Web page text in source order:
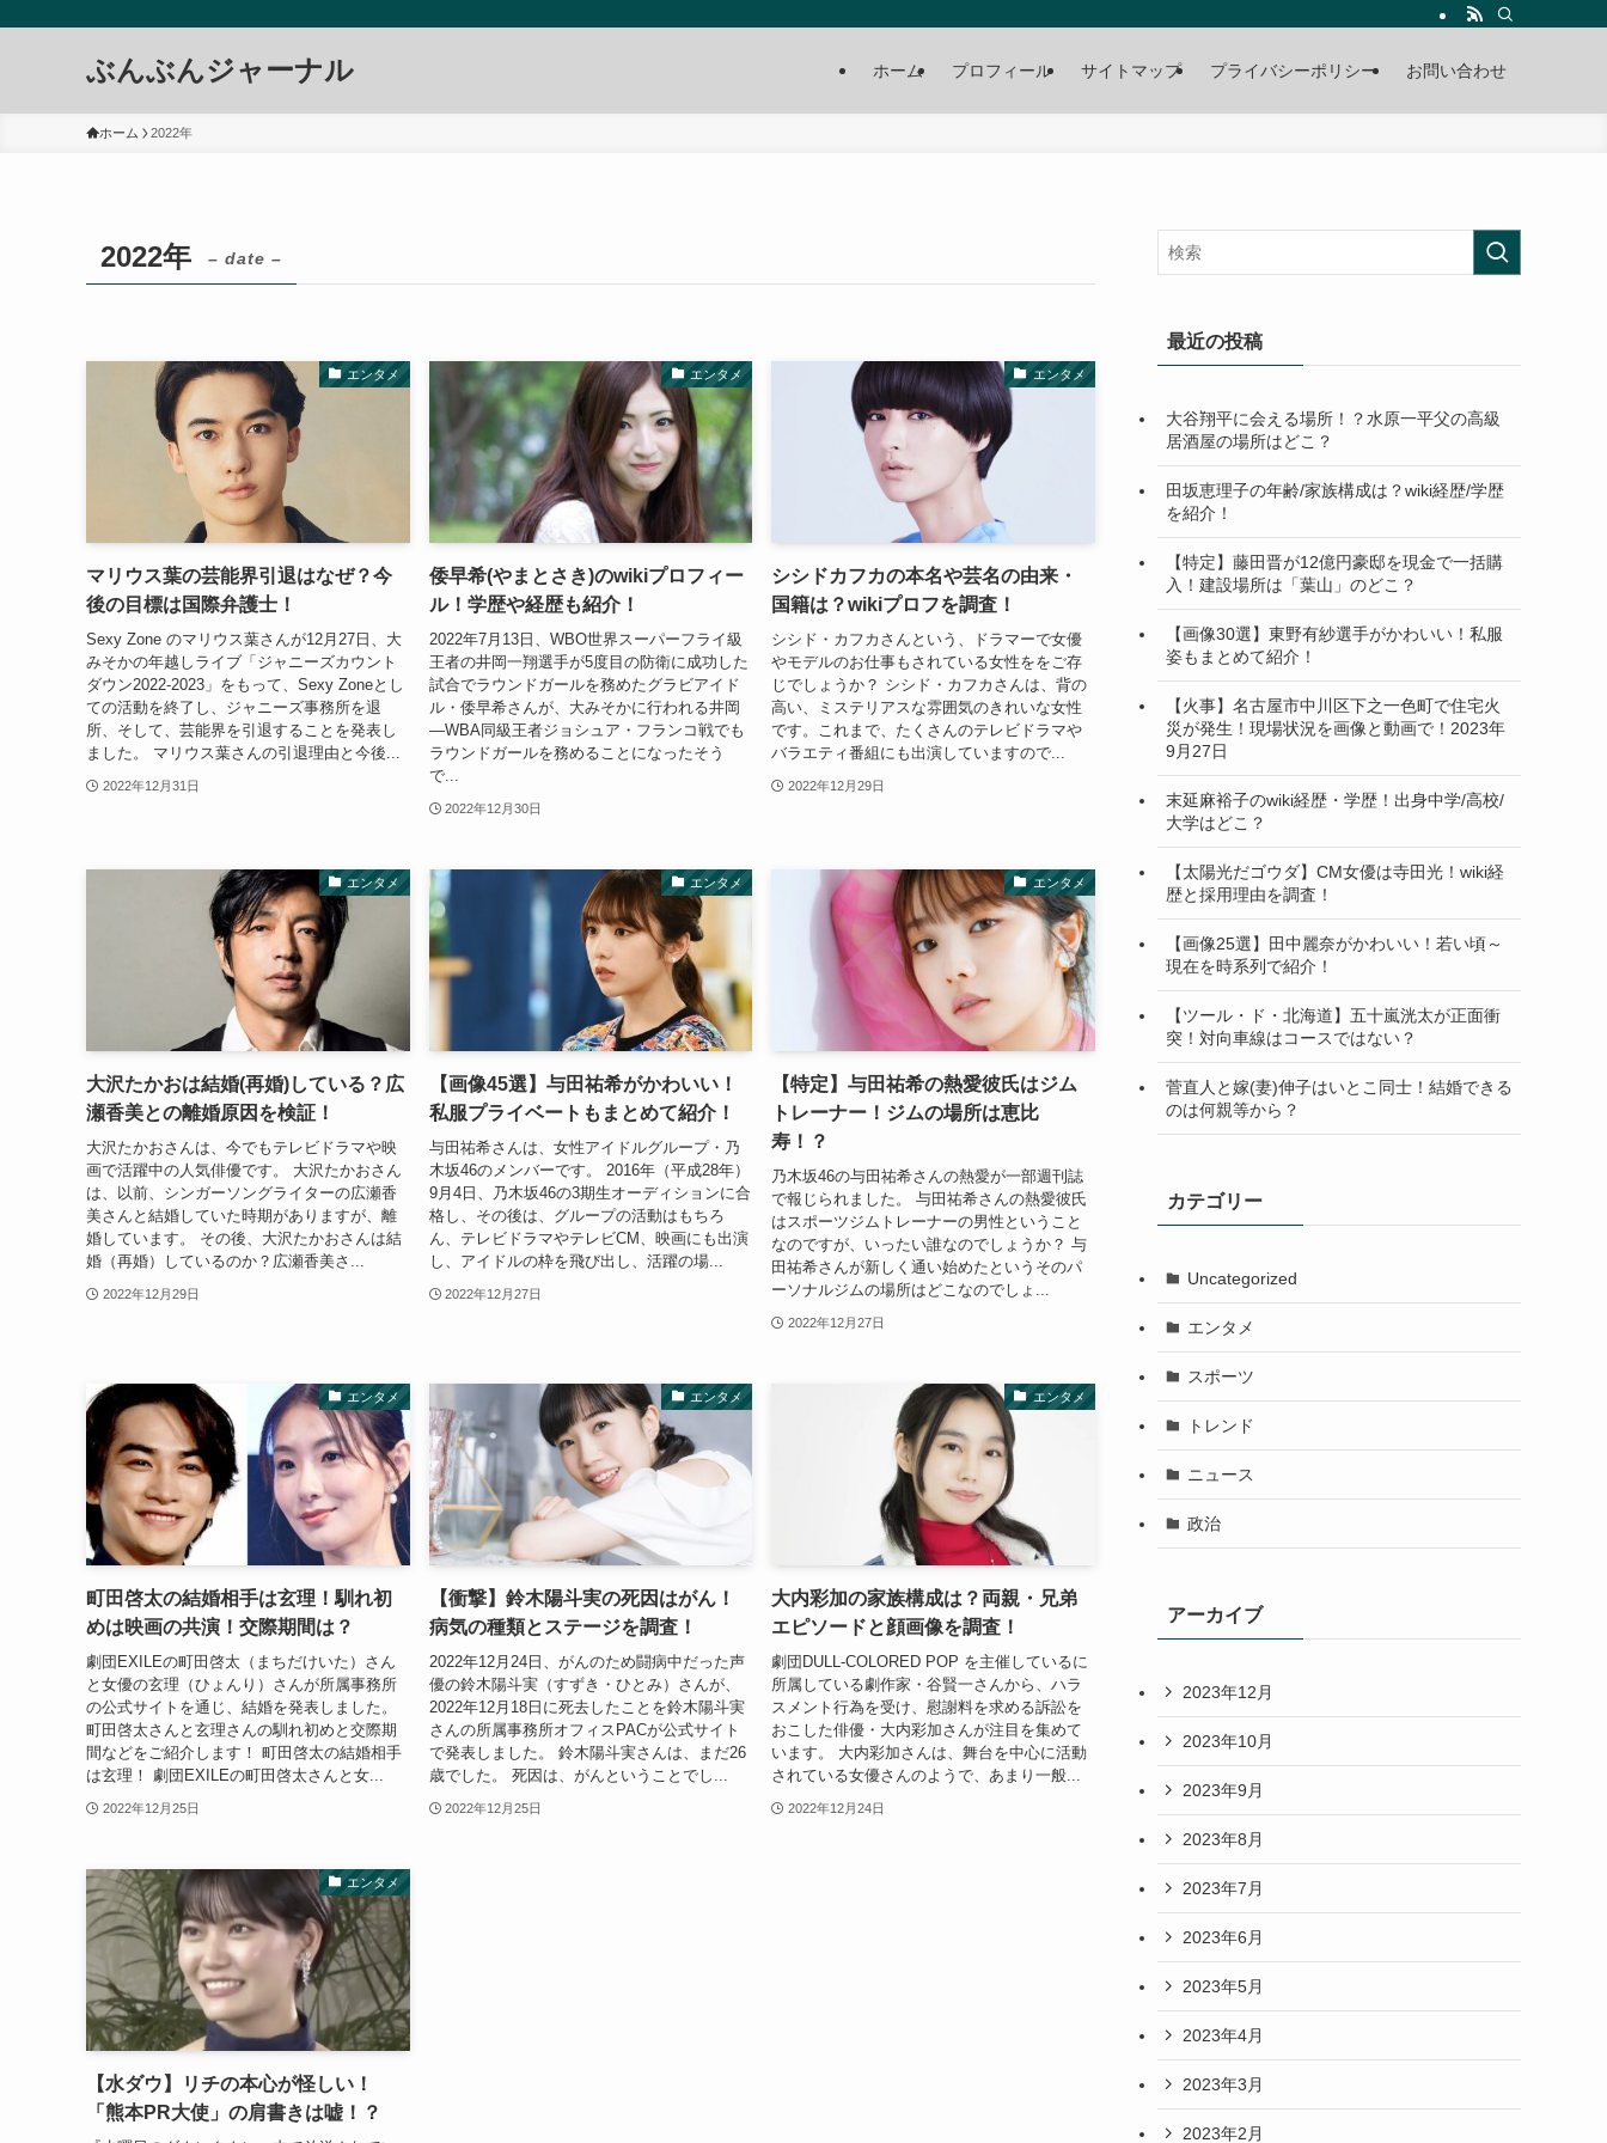
ぶんぶんジャーナル ホーム プロフィール サイトマップ プライバシーポリシー お問い合わせ
ホーム 2022年
2022年 – date –
エンタメ
マリウス葉の芸能界引退はなぜ？今
後の目標は国際弁護士！
Sexy Zone のマリウス葉さんが12月27日、大
みそかの年越しライブ「ジャニーズカウント
ダウン2022-2023」をもって、Sexy Zoneとし
ての活動を終了し、ジャニーズ事務所を退
所、そして、芸能界を引退することを発表し
ました。 マリウス葉さんの引退理由と今後...
2022年12月31日
エンタメ
倭早希(やまとさき)のwikiプロフィー
ル！学歴や経歴も紹介！
2022年7月13日、WBO世界スーパーフライ級
王者の井岡一翔選手が5度目の防衛に成功した
試合でラウンドガールを務めたグラビアイド
ル・倭早希さんが、大みそかに行われる井岡
―WBA同級王者ジョシュア・フランコ戦でも
ラウンドガールを務めることになったそう
で...
2022年12月30日
エンタメ
シシドカフカの本名や芸名の由来・
国籍は？wikiプロフを調査！
シシド・カフカさんという、ドラマーで女優
やモデルのお仕事もされている女性ををご存
じでしょうか？ シシド・カフカさんは、背の
高い、ミステリアスな雰囲気のきれいな女性
です。これまで、たくさんのテレビドラマや
バラエティ番組にも出演していますので...
2022年12月29日
エンタメ
大沢たかおは結婚(再婚)している？広
瀬香美との離婚原因を検証！
大沢たかおさんは、今でもテレビドラマや映
画で活躍中の人気俳優です。 大沢たかおさん
は、以前、シンガーソングライターの広瀬香
美さんと結婚していた時期がありますが、離
婚しています。 その後、大沢たかおさんは結
婚（再婚）しているのか？広瀬香美さ...
2022年12月29日
エンタメ
【画像45選】与田祐希がかわいい！
私服プライベートもまとめて紹介！
与田祐希さんは、女性アイドルグループ・乃
木坂46のメンバーです。 2016年（平成28年）
9月4日、乃木坂46の3期生オーディションに合
格し、その後は、グループの活動はもちろ
ん、テレビドラマやテレビCM、映画にも出演
し、アイドルの枠を飛び出し、活躍の場...
2022年12月27日
エンタメ
【特定】与田祐希の熱愛彼氏はジム
トレーナー！ジムの場所は恵比
寿！？
乃木坂46の与田祐希さんの熱愛が一部週刊誌
で報じられました。 与田祐希さんの熱愛彼氏
はスポーツジムトレーナーの男性ということ
なのですが、いったい誰なのでしょうか？ 与
田祐希さんが新しく通い始めたというそのパ
ーソナルジムの場所はどこなのでしょ...
2022年12月27日
エンタメ
町田啓太の結婚相手は玄理！馴れ初
めは映画の共演！交際期間は？
劇団EXILEの町田啓太（まちだけいた）さん
と女優の玄理（ひょんり）さんが所属事務所
の公式サイトを通じ、結婚を発表しました。
町田啓太さんと玄理さんの馴れ初めと交際期
間などをご紹介します！ 町田啓太の結婚相手
は玄理！ 劇団EXILEの町田啓太さんと女...
2022年12月25日
エンタメ
【衝撃】鈴木陽斗実の死因はがん！
病気の種類とステージを調査！
2022年12月24日、がんのため闘病中だった声
優の鈴木陽斗実（すずき・ひとみ）さんが、
2022年12月18日に死去したことを鈴木陽斗実
さんの所属事務所オフィスPACが公式サイト
で発表しました。 鈴木陽斗実さんは、まだ26
歳でした。 死因は、がんということでし...
2022年12月25日
エンタメ
大内彩加の家族構成は？両親・兄弟
エピソードと顔画像を調査！
劇団DULL-COLORED POP を主催しているに
所属している劇作家・谷賢一さんから、ハラ
スメント行為を受け、慰謝料を求める訴訟を
おこした俳優・大内彩加さんが注目を集めて
います。 大内彩加さんは、舞台を中心に活動
されている女優さんのようで、あまり一般...
2022年12月24日
エンタメ
【水ダウ】リチの本心が怪しい！
「熊本PR大使」の肩書きは嘘！？
最近の投稿
大谷翔平に会える場所！？水原一平父の高級
居酒屋の場所はどこ？
田坂恵理子の年齢/家族構成は？wiki経歴/学歴
を紹介！
【特定】藤田晋が12億円豪邸を現金で一括購
入！建設場所は「葉山」のどこ？
【画像30選】東野有紗選手がかわいい！私服
姿もまとめて紹介！
【火事】名古屋市中川区下之一色町で住宅火
災が発生！現場状況を画像と動画で！2023年
9月27日
末延麻裕子のwiki経歴・学歴！出身中学/高校/
大学はどこ？
【太陽光だゴウダ】CM女優は寺田光！wiki経
歴と採用理由を調査！
【画像25選】田中麗奈がかわいい！若い頃～
現在を時系列で紹介！
【ツール・ド・北海道】五十嵐洸太が正面衝
突！対向車線はコースではない？
菅直人と嫁(妻)伸子はいとこ同士！結婚できる
のは何親等から？
カテゴリー
Uncategorized
エンタメ
スポーツ
トレンド
ニュース
政治
アーカイブ
2023年12月
2023年10月
2023年9月
2023年8月
2023年7月
2023年6月
2023年5月
2023年4月
2023年3月
2023年2月